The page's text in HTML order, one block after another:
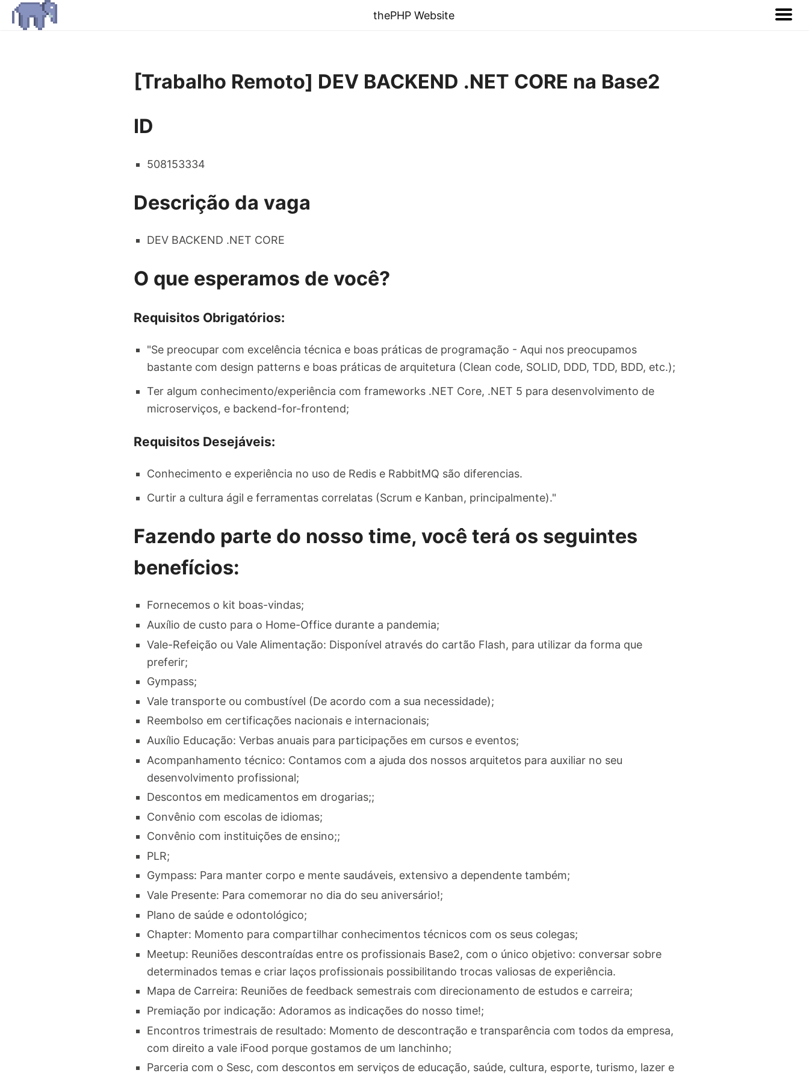
thePHP Website
[Trabalho Remoto] DEV BACKEND .NET CORE na Base2
ID
508153334
Descrição da vaga
DEV BACKEND .NET CORE
O que esperamos de você?
Requisitos Obrigatórios:
"Se preocupar com excelência técnica e boas práticas de programação - Aqui nos preocupamos
bastante com design patterns e boas práticas de arquitetura (Clean code, SOLID, DDD, TDD, BDD, etc.);
Ter algum conhecimento/experiência com frameworks .NET Core, .NET 5 para desenvolvimento de
microserviços, e backend-for-frontend;
Requisitos Desejáveis:
Conhecimento e experiência no uso de Redis e RabbitMQ são diferencias.
Curtir a cultura ágil e ferramentas correlatas (Scrum e Kanban, principalmente)."
Fazendo parte do nosso time, você terá os seguintes
benefícios:
Fornecemos o kit boas-vindas;
Auxílio de custo para o Home-Office durante a pandemia;
Vale-Refeição ou Vale Alimentação: Disponível através do cartão Flash, para utilizar da forma que
preferir;
Gympass;
Vale transporte ou combustível (De acordo com a sua necessidade);
Reembolso em certificações nacionais e internacionais;
Auxílio Educação: Verbas anuais para participações em cursos e eventos;
Acompanhamento técnico: Contamos com a ajuda dos nossos arquitetos para auxiliar no seu
desenvolvimento profissional;
Descontos em medicamentos em drogarias;;
Convênio com escolas de idiomas;
Convênio com instituições de ensino;;
PLR;
Gympass: Para manter corpo e mente saudáveis, extensivo a dependente também;
Vale Presente: Para comemorar no dia do seu aniversário!;
Plano de saúde e odontológico;
Chapter: Momento para compartilhar conhecimentos técnicos com os seus colegas;
Meetup: Reuniões descontraídas entre os profissionais Base2, com o único objetivo: conversar sobre
determinados temas e criar laços profissionais possibilitando trocas valiosas de experiência.
Mapa de Carreira: Reuniões de feedback semestrais com direcionamento de estudos e carreira;
Premiação por indicação: Adoramos as indicações do nosso time!;
Encontros trimestrais de resultado: Momento de descontração e transparência com todos da empresa,
com direito a vale iFood porque gostamos de um lanchinho;
Parceria com o Sesc, com descontos em serviços de educação, saúde, cultura, esporte, turismo, lazer e